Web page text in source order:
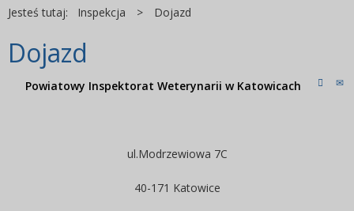
Jesteś tutaj: Inspekcja > Dojazd
Dojazd
Powiatowy Inspektorat Weterynarii w Katowicach
ul.Modrzewiowa 7C
40-171 Katowice